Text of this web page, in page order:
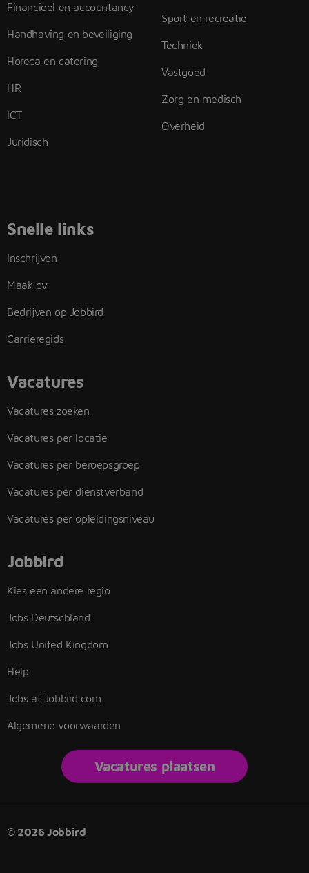
Financieel en accountancy
Handhaving en beveiliging
Horeca en catering
HR
ICT
Juridisch
Sport en recreatie
Techniek
Vastgoed
Zorg en medisch
Overheid
Snelle links
Inschrijven
Maak cv
Bedrijven op Jobbird
Carrieregids
Vacatures
Vacatures zoeken
Vacatures per locatie
Vacatures per beroepsgroep
Vacatures per dienstverband
Vacatures per opleidingsniveau
Jobbird
Kies een andere regio
Jobs Deutschland
Jobs United Kingdom
Help
Jobs at Jobbird.com
Algemene voorwaarden
Vacatures plaatsen
© 2026 Jobbird